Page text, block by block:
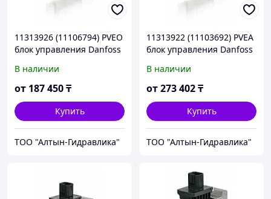
11313926 (11106794) PVEO
блок управления Danfoss
В наличии
от 187 450₸
Купить
ТОО "Алтын-Гидравлика"
11313922 (11103692) PVEA
блок управления Danfoss
В наличии
от273 402₸
Купить
ТОО "Алтын-Гидравлика"